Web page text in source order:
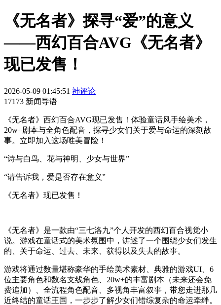
《无名者》探寻“爱”的意义
——西幻百合AVG《无名者》
现已发售！
2026-05-09 01:45:51 神评论
17173 新闻导语
《无名者》西幻百合AVG现已发售！体验童话风手绘美术，
20w+剧本与全角色配音，探寻少女们关于爱与命运的深刻故
事。立即加入这场唯美冒险！
“诗与白鸟、花与神明、少女与世界”
“请告诉我，爱是否存在意义”
《无名者》现已发售！
《无名者》是一款由“三七洛九”个人开发的西幻百合视觉小
说。游戏在童话式的美术氛围中，讲述了一个围绕少女们发生
的、关于命运、过去、未来、获得以及失去的故事。
游戏将通过数量堪称豪华的手绘美术素材、典雅的游戏UI、6
位主要角色和数名支线角色、20w+的丰富剧本（未来还会免
费追加）、全流程角色配音、多视角丰富叙事，带您走进那几
近终结的童话王国，一步步了解少女们错综复杂的命运牵绊。